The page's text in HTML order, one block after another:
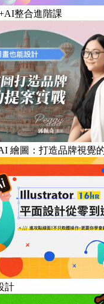
整合進階課
繪圖：打造品牌視覺
計